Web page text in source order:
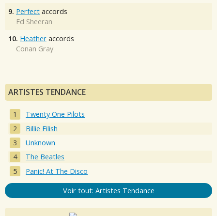
9. Perfect accords
Ed Sheeran
10. Heather accords
Conan Gray
ARTISTES TENDANCE
Twenty One Pilots
Billie Eilish
Unknown
The Beatles
Panic! At The Disco
Voir tout: Artistes Tendance